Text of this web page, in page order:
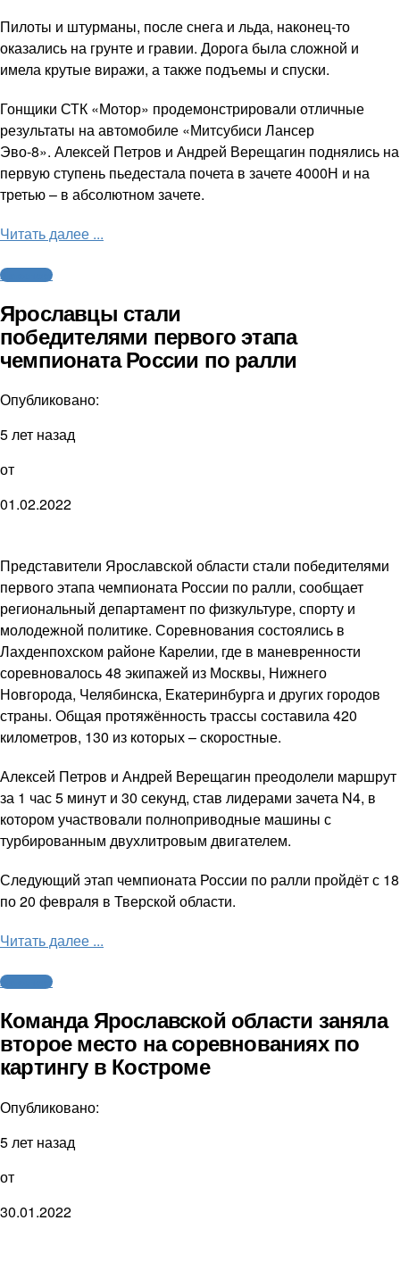
Пилоты и штурманы, после снега и льда, наконец-то
оказались на грунте и гравии. Дорога была сложной и
имела крутые виражи, а также подъемы и спуски.
Гонщики СТК «Мотор» продемонстрировали отличные
результаты на автомобиле «Митсубиси Лансер
Эво-8». Алексей Петров и Андрей Верещагин поднялись на
первую ступень пьедестала почета в зачете 4000Н и на
третью – в абсолютном зачете.
Читать далее ...
Автоспорт
Ярославцы стали
победителями первого этапа
чемпионата России по ралли
Опубликовано:
5 лет назад
от
01.02.2022
Представители Ярославской области стали победителями
первого этапа чемпионата России по ралли, сообщает
региональный департамент по физкультуре, спорту и
молодежной политике. Соревнования состоялись в
Лахденпохском районе Карелии, где в маневренности
соревновалось 48 экипажей из Москвы, Нижнего
Новгорода, Челябинска, Екатеринбурга и других городов
страны. Общая протяжённость трассы составила 420
километров, 130 из которых – скоростные.
Алексей Петров и Андрей Верещагин преодолели маршрут
за 1 час 5 минут и 30 секунд, став лидерами зачета N4, в
котором участвовали полноприводные машины с
турбированным двухлитровым двигателем.
Следующий этап чемпионата России по ралли пройдёт с 18
по 20 февраля в Тверской области.
Читать далее ...
Автоспорт
Команда Ярославской области заняла
второе место на соревнованиях по
картингу в Костроме
Опубликовано:
5 лет назад
от
30.01.2022